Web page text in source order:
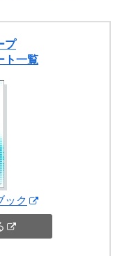
プ
ト一覧
ック